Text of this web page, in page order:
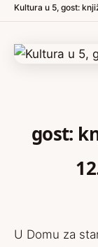
Kultura u 5, gost:
gost:
U Domu za